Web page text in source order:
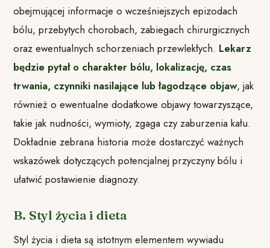
obejmującej informacje o wcześniejszych epizodach
bólu, przebytych chorobach, zabiegach chirurgicznych
oraz ewentualnych schorzeniach przewlekłych. Lekarz
będzie pytał o charakter bólu, lokalizację, czas
trwania, czynniki nasilające lub łagodzące objaw, jak
również o ewentualne dodatkowe objawy towarzyszące,
takie jak nudności, wymioty, zgaga czy zaburzenia kału.
Dokładnie zebrana historia może dostarczyć ważnych
wskazówek dotyczących potencjalnej przyczyny bólu i
ułatwić postawienie diagnozy.
B. Styl życia i dieta
Styl życia i dieta są istotnym elementem wywiadu